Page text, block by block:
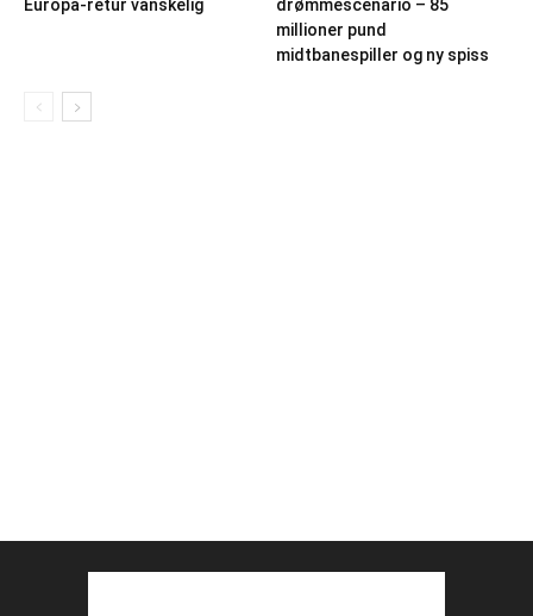
Europa-retur vanskelig
drømmescenario – 85
millioner pund
midtbanespiller og ny spiss